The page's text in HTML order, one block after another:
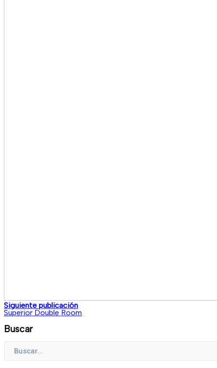
Siguiente publicación
Superior Double Room
Buscar